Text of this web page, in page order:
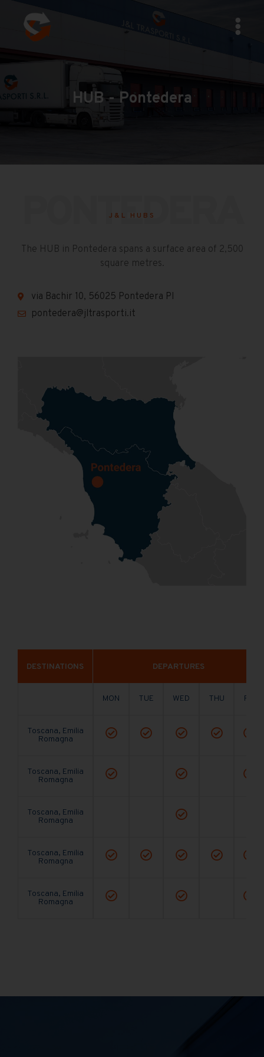
HUB - Pontedera
PONTEDERA
J&L HUBS
The HUB in Pontedera spans a surface area of 2,500
square metres.
via Bachir 10, 56025 Pontedera PI
pontedera@jltrasporti.it
DESTINATIONS DEPARTURES
MON TUE WED THU FRI
Toscana, Emilia
Romagna
Toscana, Emilia
Romagna
Toscana, Emilia
Romagna
Toscana, Emilia
Romagna
Toscana, Emilia
Romagna